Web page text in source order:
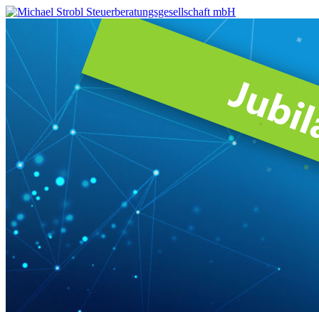
Michael
Strobl
Steuerberatungsgesellschaft
mbH
Steuerberater
in
Fürstenfeldbruck